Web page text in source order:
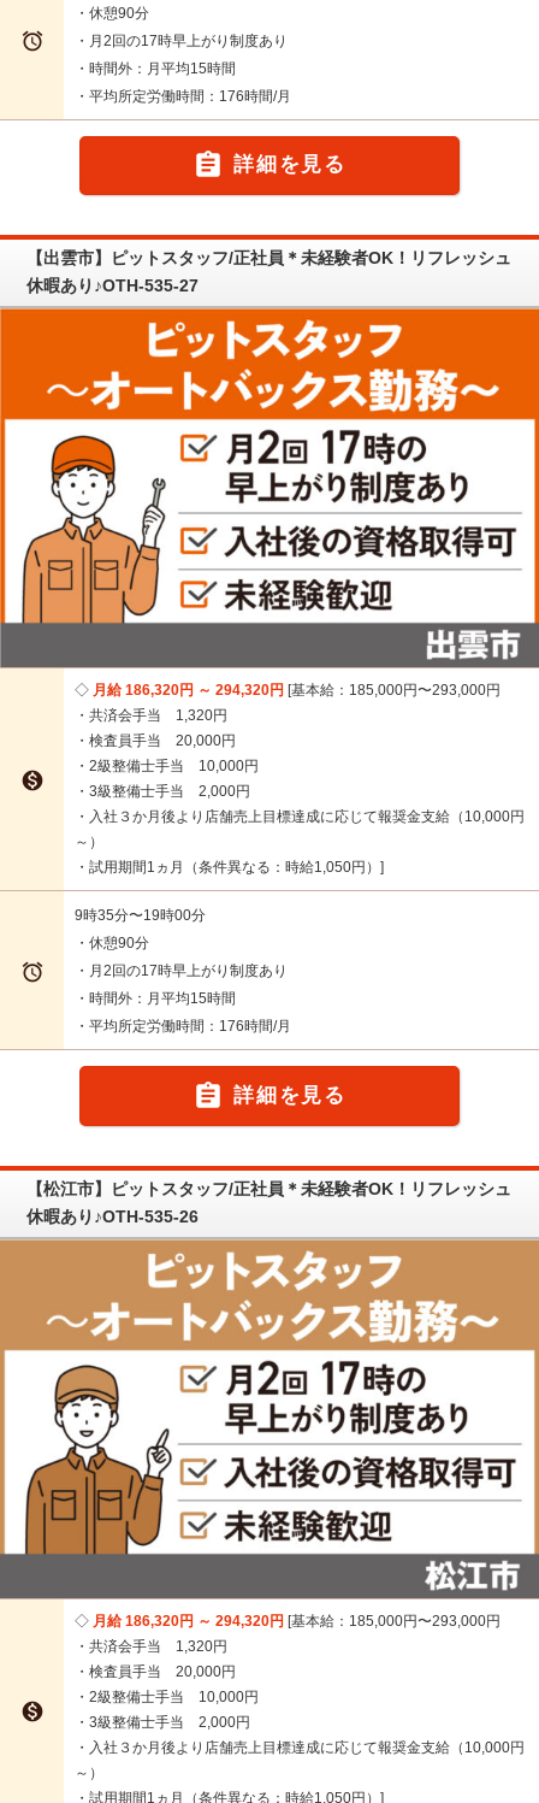

・休憩90分
・月2回の17時早上がり制度あり
・時間外：月平均15時間
・平均所定労働時間：176時間/月
 詳細を見る
【出雲市】ピットスタッフ/正社員＊未経験者OK！リフレッシュ
休暇あり♪OTH-535-27

月給 186,320円 ～ 294,320円 基本給：185,000円〜293,000円
・共済会手当 1,320円
・検査員手当 20,000円
・2級整備士手当 10,000円
・3級整備士手当 2,000円
・入社３か月後より店舗売上目標達成に応じて報奨金支給（10,000円
～）
・試用期間1ヵ月（条件異なる：時給1,050円）

9時35分〜19時00分
・休憩90分
・月2回の17時早上がり制度あり
・時間外：月平均15時間
・平均所定労働時間：176時間/月
 詳細を見る
【松江市】ピットスタッフ/正社員＊未経験者OK！リフレッシュ
休暇あり♪OTH-535-26

月給 186,320円 ～ 294,320円 基本給：185,000円〜293,000円
・共済会手当 1,320円
・検査員手当 20,000円
・2級整備士手当 10,000円
・3級整備士手当 2,000円
・入社３か月後より店舗売上目標達成に応じて報奨金支給（10,000円
～）
・試用期間1ヵ月（条件異なる：時給1,050円）